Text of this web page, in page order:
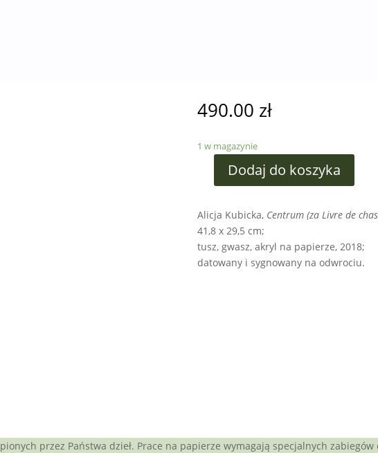
490.00 zł
1 w magazynie
Dodaj do koszyka
Alicja Kubicka, Centrum (za Livre de
41,8 x 29,5 cm;
tusz, gwasz, akryl na papierze, 2018;
datowany i sygnowany na odwrociu.
przez Państwa dzieł. Prace na papierze wymagają specjalnych